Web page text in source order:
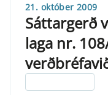
21. október 2009
Sáttargerð
laga nr.